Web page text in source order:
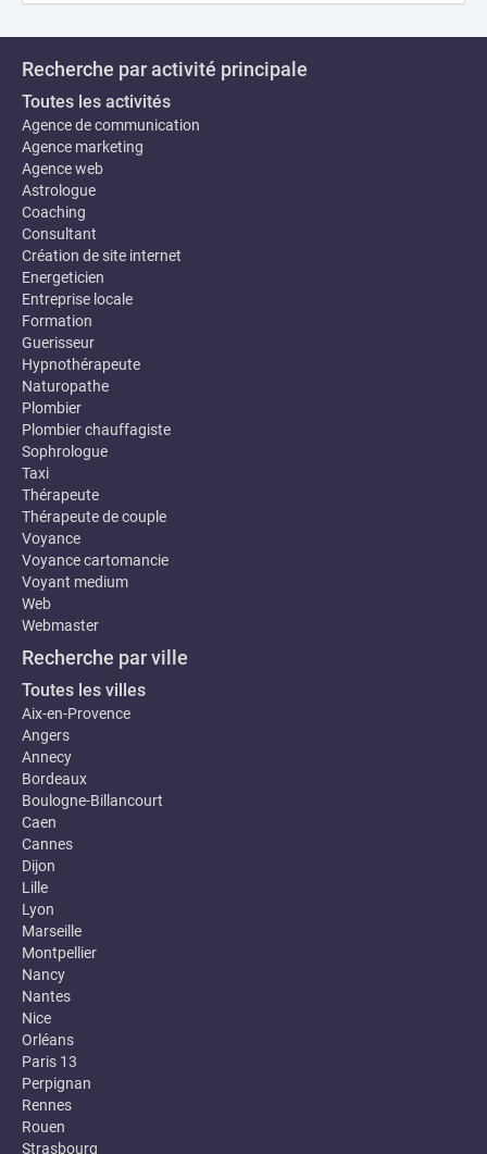
Recherche par activité principale
Toutes les activités
Agence de communication
Agence marketing
Agence web
Astrologue
Coaching
Consultant
Création de site internet
Energeticien
Entreprise locale
Formation
Guerisseur
Hypnothérapeute
Naturopathe
Plombier
Plombier chauffagiste
Sophrologue
Taxi
Thérapeute
Thérapeute de couple
Voyance
Voyance cartomancie
Voyant medium
Web
Webmaster
Recherche par ville
Toutes les villes
Aix-en-Provence
Angers
Annecy
Bordeaux
Boulogne-Billancourt
Caen
Cannes
Dijon
Lille
Lyon
Marseille
Montpellier
Nancy
Nantes
Nice
Orléans
Paris 13
Perpignan
Rennes
Rouen
Strasbourg